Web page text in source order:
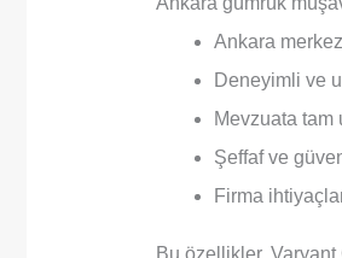
Ankara
Deneyimli ve
Mevzuata tam
Şeffaf ve
Firma